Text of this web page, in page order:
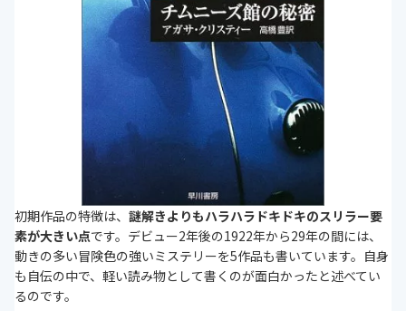
初期作品の特徴は、 謎解きよりもハラハラドキドキのスリラー要
素が大きい点です。デビュー2年後の1922年から29年の間には、
動きの多い冒険色の強いミステリーを5作品も書いています。自身
も自伝の中で、軽い読み物として書くのが面白かったと述べてい
るのです。